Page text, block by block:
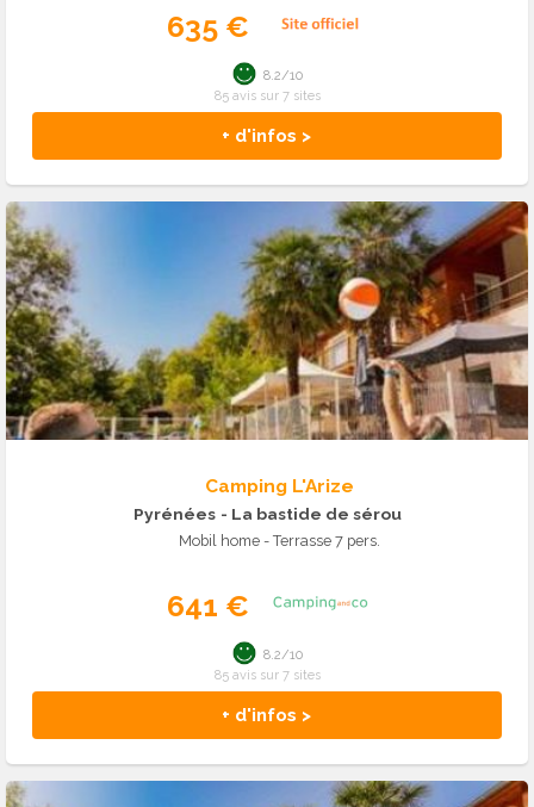
635 €
+ d'infos >
8.2/10
85 avis sur 7 sites
Camping L'Arize
Pyrénées - La bastide de sérou
Mobil home - Terrasse 7 pers.
641 €
+ d'infos >
8.2/10
85 avis sur 7 sites